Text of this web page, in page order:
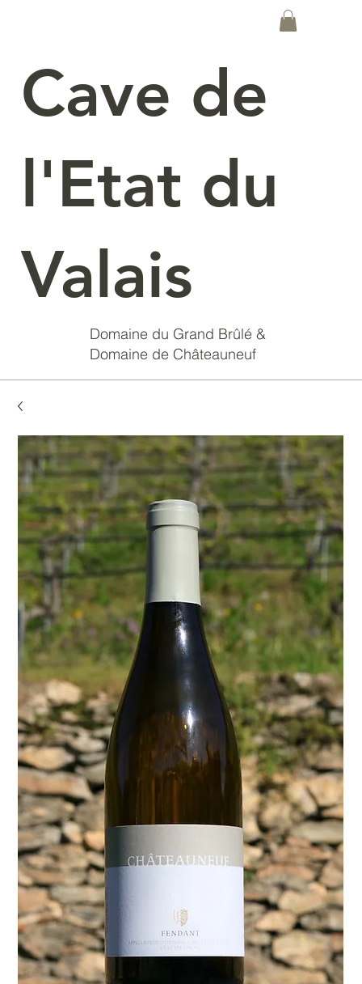
Cave de
l'Etat du
Valais
Domaine du Grand Brûlé &
Domaine de Châteauneuf